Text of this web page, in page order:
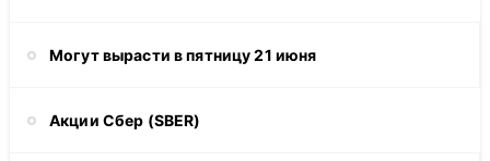
Могут вырасти в пятницу 21 июня
Акции Сбер (SBER)